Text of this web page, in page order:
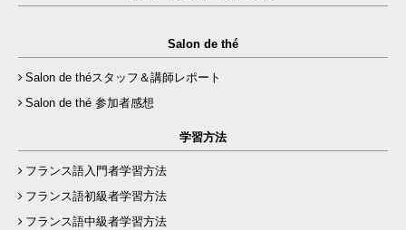
Salon de thé
Salon de théスタッフ＆講師レポート
Salon de thé 参加者感想
学習方法
フランス語入門者学習方法
フランス語初級者学習方法
フランス語中級者学習方法